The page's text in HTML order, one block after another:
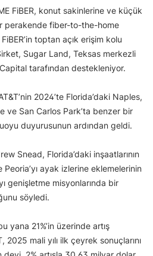
FiBER, konut sakinlerine ve küçük
perakende fiber-to-the-home
toptan açık erişim kolu
Sugar Land, Teksas merkezli
tarafından destekleniyor.
2024’te Florida’daki Naples,
ve San Carlos Park’ta benzer bir
duyurusunun ardından geldi.
Snead, Florida’daki inşaatlarının
ayak izlerine eklemelerinin
genişletme misyonlarında bir
söyledi.
yana 21%’in üzerinde artış
mali yılı ilk çeyrek sonuçlarını